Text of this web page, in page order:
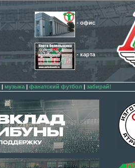
- офис
- карта
| музыка | фанатский футбол | забирай!